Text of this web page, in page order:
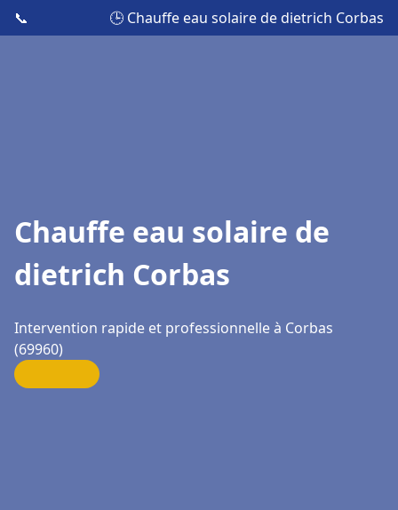
📞 🕒 Chauffe eau solaire de dietrich Corbas
Chauffe eau solaire de
dietrich Corbas
Intervention rapide et professionnelle à Corbas
(69960)